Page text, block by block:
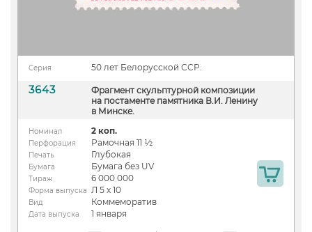
Серия 50 лет Белорусской ССР.
3643
Фрагмент скульптурной композиции
на постаменте памятника В.И. Ленину
в Минске.
Номинал 2 коп.
Перфорация Рамочная 11 ½
Печать Глубокая
Бумага Бумага без UV
Тираж 6 000 000
Форма выпуска Л 5 х 10
Вид Коммеморатив
Дата выпуска 1 января